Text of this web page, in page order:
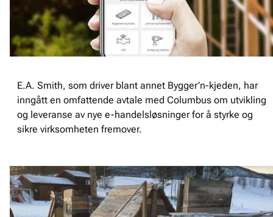
E.A. Smith, som driver blant annet Bygger’n-kjeden, har
inngått en omfattende avtale med Columbus om utvikling
og leveranse av nye e-handelsløsninger for å styrke og
sikre virksomheten fremover.